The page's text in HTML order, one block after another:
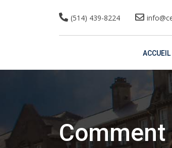
(514) 439-8224
ACCUEIL